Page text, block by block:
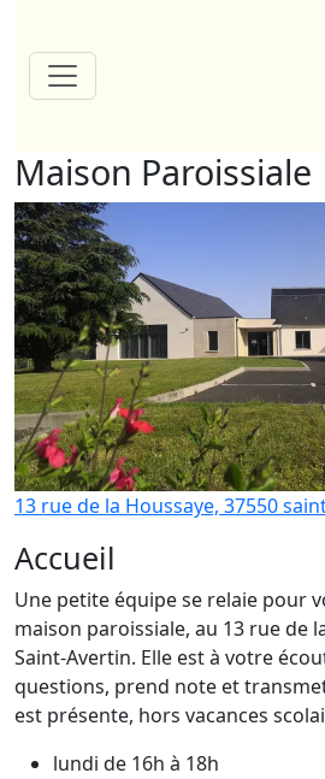
Maison Paroissiale
13 rue de la Houssaye, 37550
Accueil
Une petite équipe se relaie pour
maison paroissiale, au 13 rue de
Saint-Avertin. Elle est à votre
questions, prend note et
est présente, hors vacances
lundi de 16h à 18h